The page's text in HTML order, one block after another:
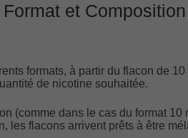
Format et
formats, à partir du flacon de
de nicotine souhaitée.
(comme dans le cas du format
les flacons arrivent prêts à être